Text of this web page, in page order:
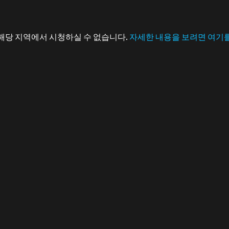
당 지역에서 시청하실 수 없습니다. 자세한 내용을 보려면 여기